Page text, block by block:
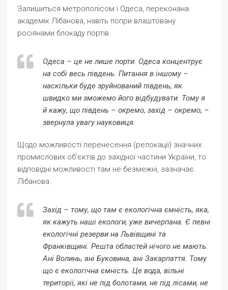
Залишиться метрополісом і Одеса, переконана
академік Лібанова, навіть попри влаштовану
росіянами блокаду портів.
Одеса – це не лише порти. Одеса концентрує
на собі весь південь. Питання в іншому –
наскільки буде зруйнований південь, як
швидко ми зможемо його відбудувати. Тому я
й кажу, що південь – окремо, захід – окремо, –
звернула увагу науковиця.
Щодо можливості перенесення (релокації) значних
промислових об’єктів до західної частини України, то
відповідні можливості там не безмежні, зазначає
Лібанова.
Захід – тому, що там є екологічна ємність, яка,
як кажуть наші екологи, уже вичерпана. Є певні
екологічні резерви на Львівщині та
Франківщині. Решта областей нічого не мають.
Ані Волинь, ані Буковина, ані Закарпаття. Тому
що є екологічна ємність. Це вода, вільні
території, які не під болотами, не під лісами, не